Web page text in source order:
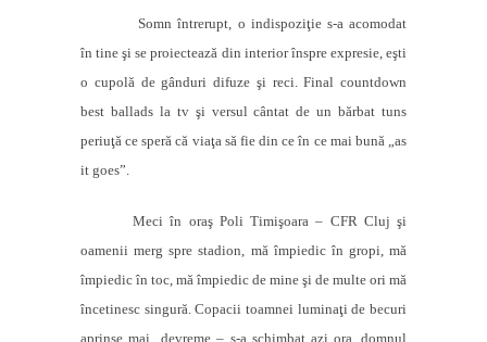
Somn întrerupt, o indispoziţie s-a acomodat
în tine şi se proiectează din interior înspre expresie, eşti
o cupolă de gânduri difuze şi reci. Final countdown
best ballads la tv şi versul cântat de un bărbat tuns
periuţă ce speră că viaţa să fie din ce în ce mai bună „as
it goes”.
Meci în oraş Poli Timişoara – CFR Cluj şi
oamenii merg spre stadion, mă împiedic în gropi, mă
împiedic în toc, mă împiedic de mine şi de multe ori mă
încetinesc singură. Copacii toamnei luminaţi de becuri
aprinse mai
devreme – s-a schimbat azi ora, domnul